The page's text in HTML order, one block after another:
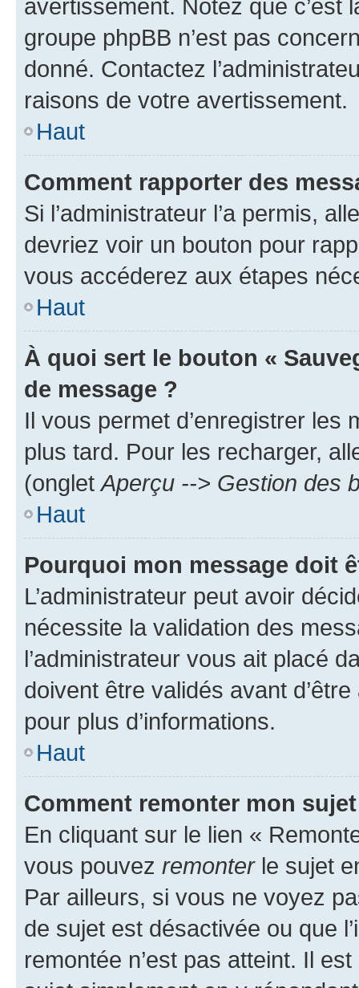
avertissement. Notez que c’est
groupe phpBB n’est pas
donné. Contactez
raisons de votre avertissement.
Haut
Comment rapporter des
Si l’administrateur l’a permis,
devriez voir un bouton pour
vous accéderez aux étapes
Haut
À quoi sert le bouton «
de message ?
Il vous permet d’enregistrer
plus tard. Pour les recharger,
(onglet Aperçu --> Gestion des
Haut
Pourquoi mon message doit
L’administrateur peut avoir
nécessite la validation des
l’administrateur vous ait placé
doivent être validés avant
pour plus d’informations.
Haut
Comment remonter mon
En cliquant sur le lien «
vous pouvez remonterle sujet
Par ailleurs, si vous ne voyez
de sujet est désactivée ou que
remontée n’est pas atteint. Il